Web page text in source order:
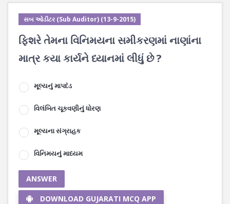
સબ ઓડીટર (Sub Auditor) (13-9-2015)
ફિશરે તેમના વિનિમયના સમીકરણમાં નાણાંના
માત્ર કયા કાર્યને ધ્યાનમાં લીધું છે ?
મૂલ્યનું માપદંડ
વિલંબિત ચૂકવણીનું ધોરણ
મૂલ્યના સંગ્રાહક
વિનિમયનું માધ્યમ
ANSWER
DOWNLOAD GUJARATI MCQ APP